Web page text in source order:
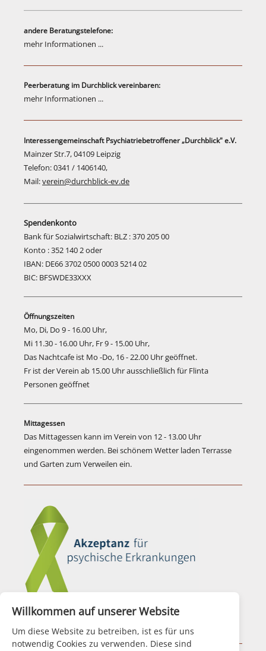
andere Beratungstelefone:
mehr Informationen ...
Peerberatung im Durchblick vereinbaren:
mehr Informationen ...
Interessengemeinschaft Psychiatriebetroffener „Durchblick" e.V.
Mainzer Str.7, 04109 Leipzig
Telefon: 0341 / 1406140,
Mail:verein@durchblick-ev.de
Spendenkonto
Bank für Sozialwirtschaft: BLZ : 370 205 00
Konto : 352 140 2 oder
IBAN: DE66 3702 0500 0003 5214 02
BIC: BFSWDE33XXX
Öffnungszeiten
Mo, Di, Do 9 - 16.00 Uhr,
Mi 11.30 - 16.00 Uhr, Fr 9 - 15.00 Uhr,
Das Nachtcafe ist Mo -Do, 16 - 22.00 Uhr geöffnet.
Fr ist der Verein ab 15.00 Uhr ausschließlich für Flinta
Personen geöffnet
Mittagessen
Das Mittagessen kann im Verein von 12 - 13.00 Uhr
eingenommen werden. Bei schönem Wetter laden Terrasse
und Garten zum Verweilen ein.
Willkommen auf unserer Website
Um diese Website zu betreiben, ist es für uns
notwendig Cookies zu verwenden. Diese sind